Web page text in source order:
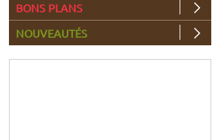
BONS PLANS
NOUVEAUTÉS